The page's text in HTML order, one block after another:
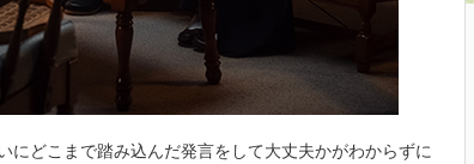
にどこまで踏み込んだ発言をして大丈夫かがわからずに